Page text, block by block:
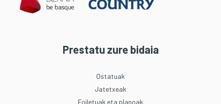
Prestatu zure bidaia
Ostatuak
Jatetxeak
Foiletuak eta planoak